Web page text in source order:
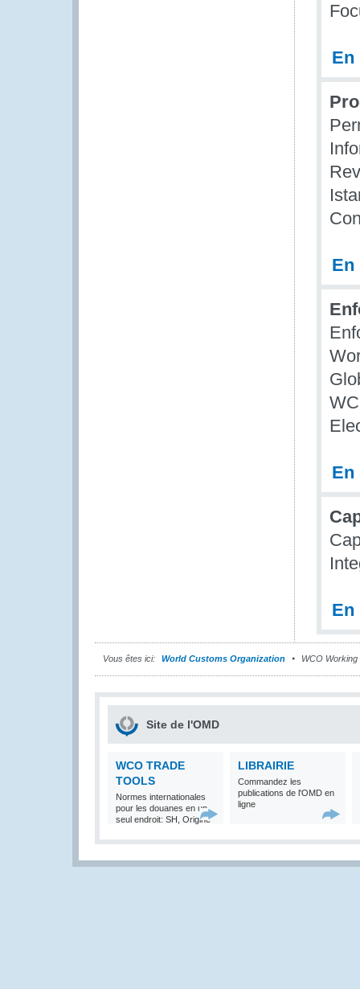
En
En
En
En
Vous êtes ici: World Customs Organization WCO Working
Site de l'OMD
WCO TRADE
TOOLS
Normes internationales
pour les douanes en un
seul endroit: SH, Origine
LIBRAIRIE
Commandez les
publications de l'OMD en
ligne